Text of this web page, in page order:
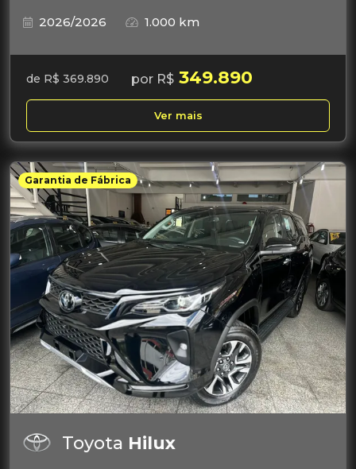
2026/2026
1.000 km
de R$ 369.890 por R$ 349.890
Ver mais
Garantia de Fábrica
Toyota Hilux